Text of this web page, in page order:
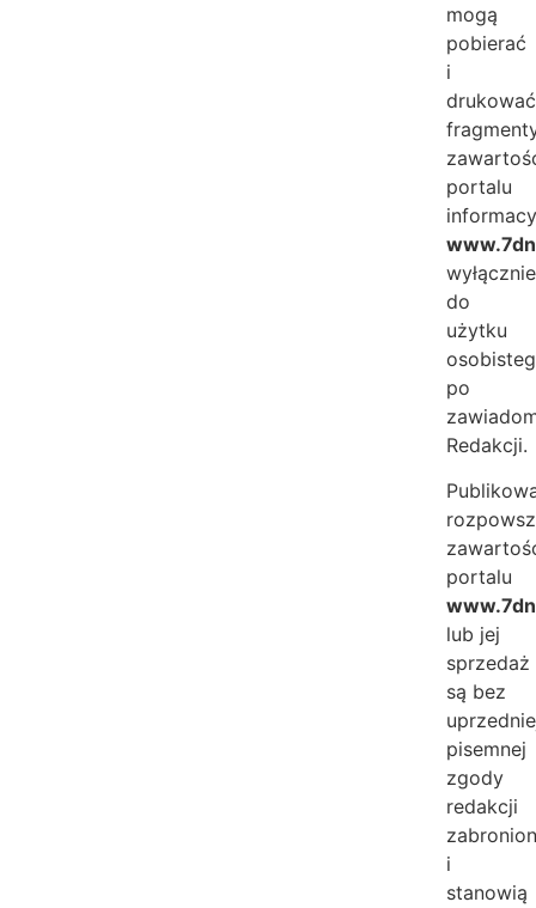
mogą
pobierać
i
drukować
portalu
wyłącznie
do
użytku
po
Redakcji.
portalu
lub jej
sprzedaż
są bez
pisemnej
zgody
redakcji
i
stanowią